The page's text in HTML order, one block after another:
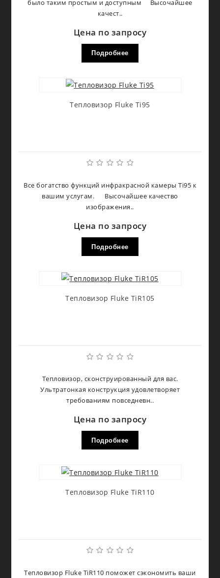
было таким простым и доступным Высочайшее
качест..
Цена по запросу
Подробнее
Тепловизор Fluke Ti95
Все богатство функций инфракрасной камеры Ti95 к
вашим услугам. Высочайшее качество
изображения..
Цена по запросу
Подробнее
Тепловизор Fluke TiR105
Тепловизор, сконструированный для вас.
Ультратонкая конструкция удовлетворяет
требованиям повседневн..
Цена по запросу
Подробнее
Тепловизор Fluke TiR110
Тепловизор Fluke TiR110 поможет сэкономить ваши